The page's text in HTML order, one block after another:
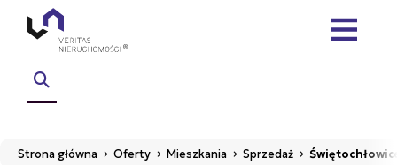
Strona główna Oferty Mieszkania Sprzedaż